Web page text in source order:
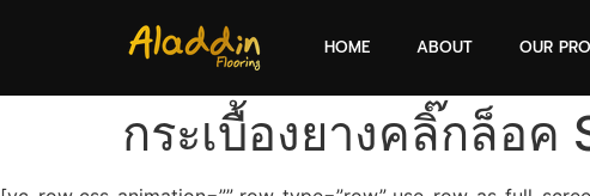
HOME ABOUT OUR
กระเบื้องยางคลิ๊กล็อค